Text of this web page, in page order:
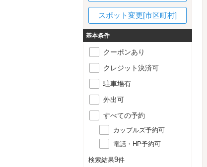
スポット変更[市区町村]
基本条件
クーポンあり
クレジット決済可
駐車場有
外出可
すべての予約
カップルズ予約可
電話・HP予約可
検索結果9件